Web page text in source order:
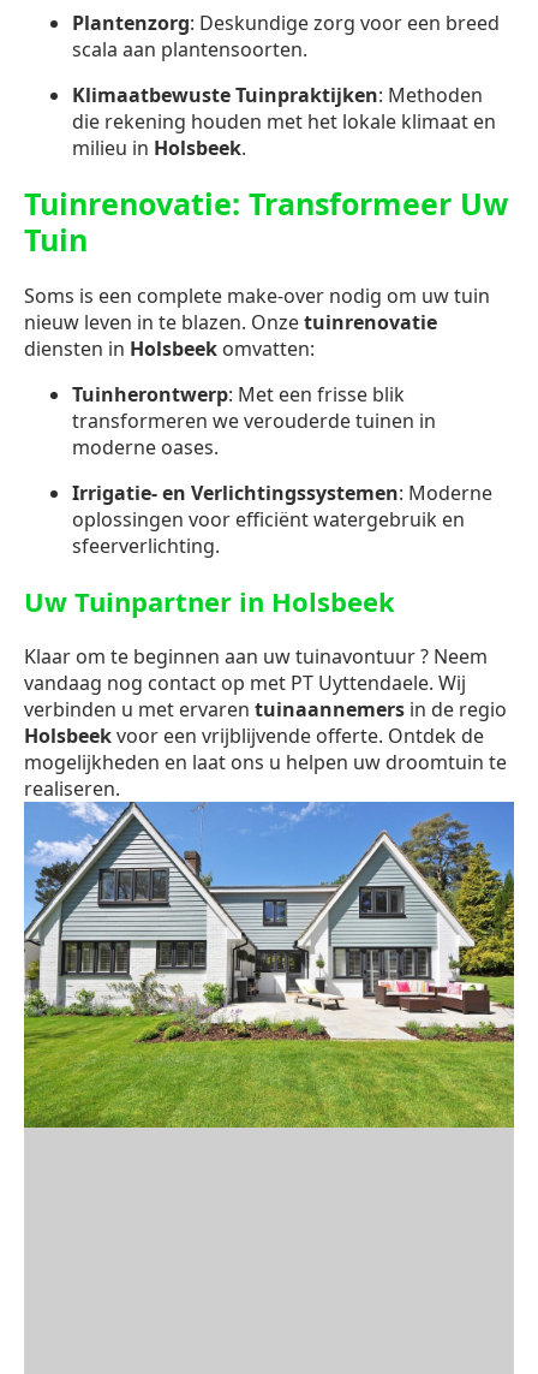
Plantenzorg: Deskundige zorg voor een breed
scala aan plantensoorten.
Klimaatbewuste Tuinpraktijken: Methoden
die rekening houden met het lokale klimaat en
milieu in Holsbeek.
Tuinrenovatie: Transformeer Uw
Tuin
Soms is een complete make-over nodig om uw tuin
nieuw leven in te blazen. Onzetuinrenovatie
diensten in Holsbeek omvatten:
Tuinherontwerp: Met een frisse blik
transformeren we verouderde tuinen in
moderne oases.
Irrigatie- en Verlichtingssystemen: Moderne
oplossingen voor efficiënt watergebruik en
sfeerverlichting.
Uw Tuinpartner in Holsbeek
Klaar om te beginnen aan uw tuinavontuur ? Neem
vandaag nog contact op met PT Uyttendaele. Wij
verbinden u met ervaren tuinaannemers in de regio
Holsbeekvoor een vrijblijvende offerte. Ontdek de
mogelijkheden en laat ons u helpen uw droomtuin te
realiseren.